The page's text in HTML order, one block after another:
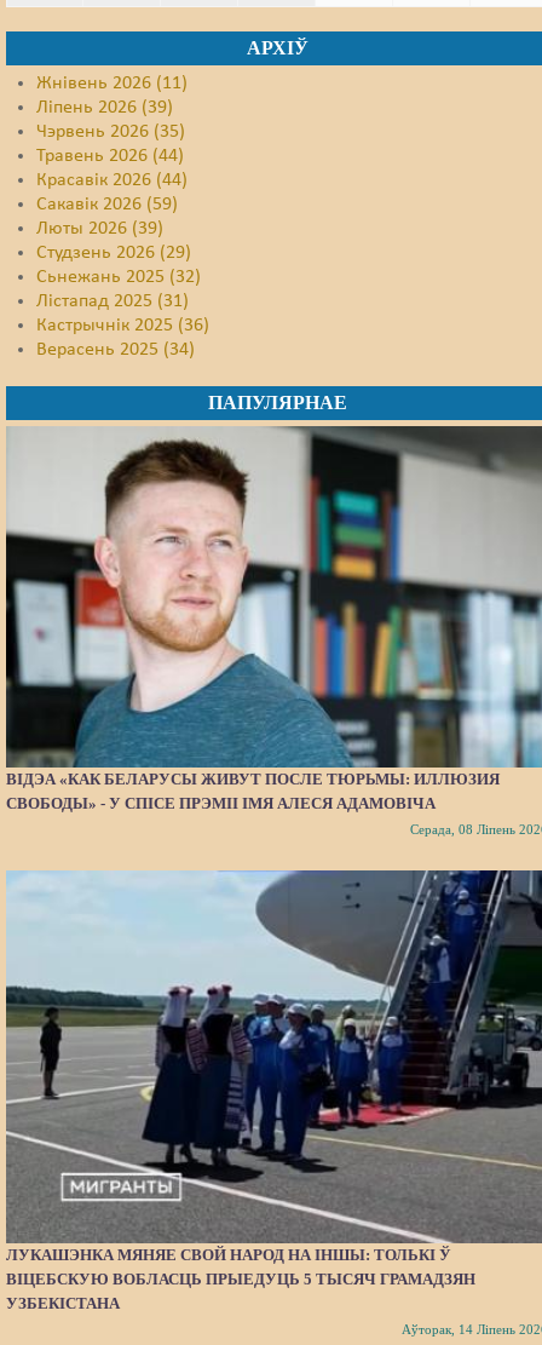
АРХІЎ
Жнівень 2026 (11)
Ліпень 2026 (39)
Чэрвень 2026 (35)
Травень 2026 (44)
Красавік 2026 (44)
Сакавік 2026 (59)
Люты 2026 (39)
Студзень 2026 (29)
Сьнежань 2025 (32)
Лістапад 2025 (31)
Кастрычнік 2025 (36)
Верасень 2025 (34)
ПАПУЛЯРНАЕ
ВІДЭА «КАК БЕЛАРУСЫ ЖИВУТ ПОСЛЕ ТЮРЬМЫ: ИЛЛЮЗИЯ
СВОБОДЫ» - У СПІСЕ ПРЭМІІ ІМЯ АЛЕСЯ АДАМОВІЧА
Серада, 08 Ліпень
ЛУКАШЭНКА МЯНЯЕ СВОЙ НАРОД НА ІНШЫ: ТОЛЬКІ Ў
ВІЦЕБСКУЮ ВОБЛАСЦЬ ПРЫЕДУЦЬ 5 ТЫСЯЧ ГРАМАДЗЯН
УЗБЕКІСТАНА
Аўторак, 14 Ліпень